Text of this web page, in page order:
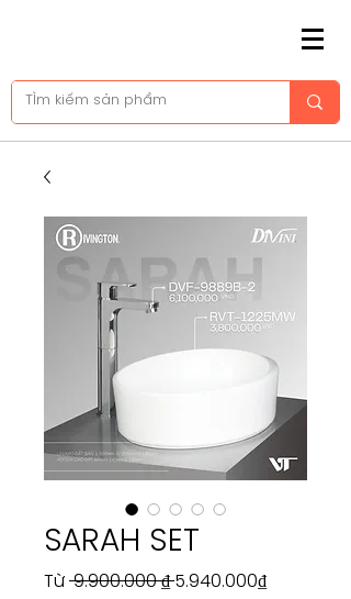
SARAH SET
Từ 9.900.000 ₫ Giá
5.940.000₫Giá